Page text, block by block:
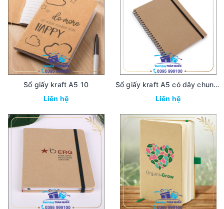
Sổ giấy kraft A5 10
Liên hệ
Sổ giấy kraft A5 có dây chun giữ 09
Liên hệ